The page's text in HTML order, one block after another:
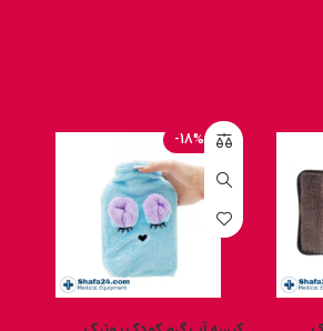
-18%